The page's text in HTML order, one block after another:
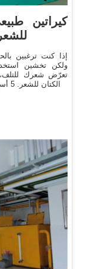
كيراتين
للشعر..
إذا كنت ترغبين
ولكن تخشين
تعرّض شعرك للتلف،
الكتان للشعر. 5 أسرار جمالية وراء زيت بذور الكتان